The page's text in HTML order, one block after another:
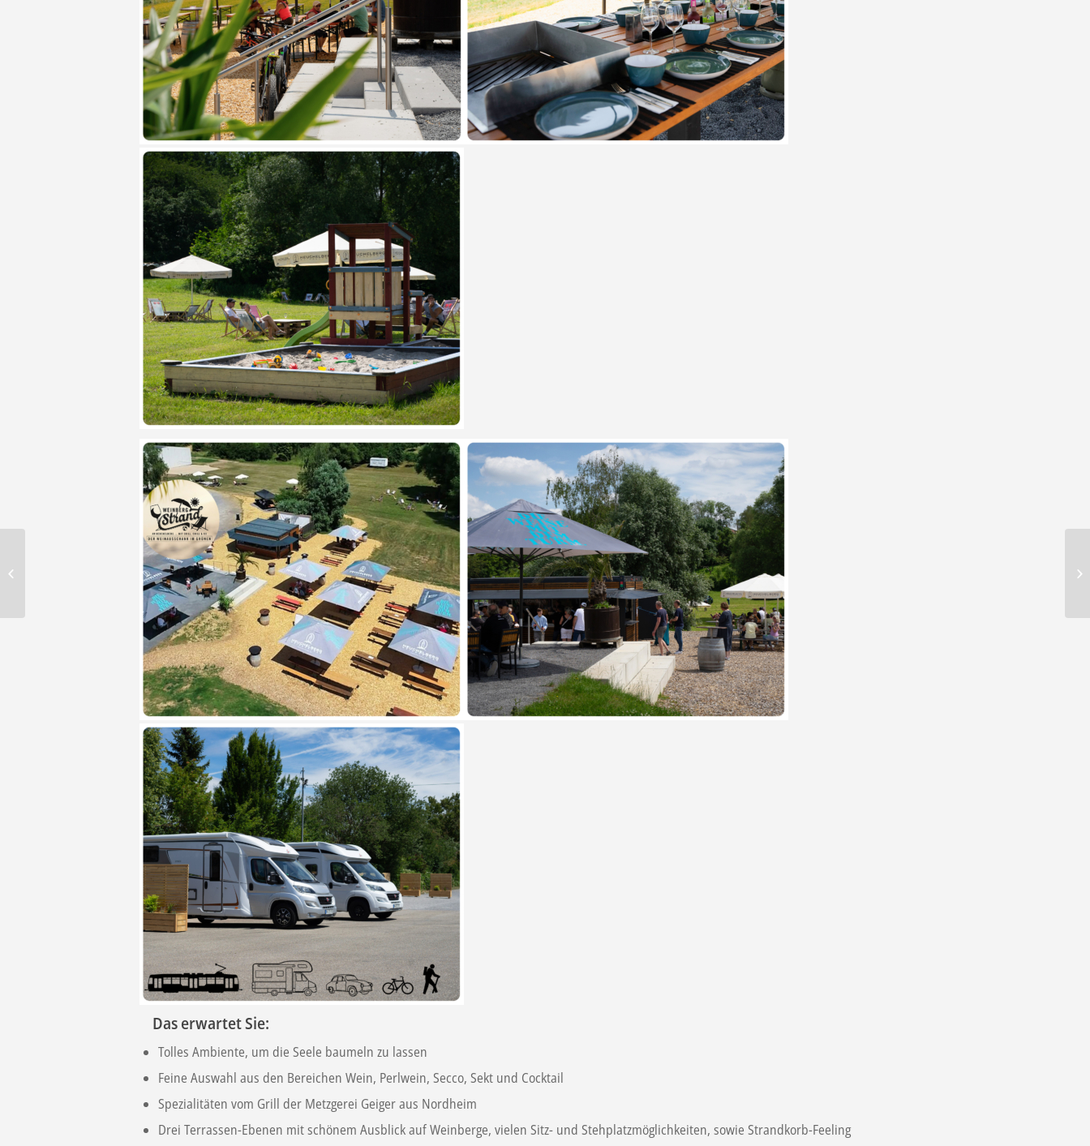
Das erwartet Sie:
Tolles Ambiente, um die Seele baumeln zu lassen
Feine Auswahl aus den Bereichen Wein, Perlwein, Secco, Sekt und Cocktail
Spezialitäten vom Grill der Metzgerei Geiger aus Nordheim
Drei Terrassen-Ebenen mit schönem Ausblick auf Weinberge, vielen Sitz- und Stehplatzmöglichkeiten, sowie Strandkorb-Feeling